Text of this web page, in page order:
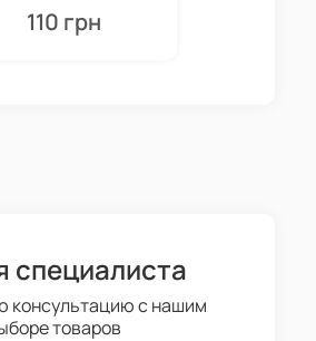
110 грн
специалиста
консультацию с нашим
товаров